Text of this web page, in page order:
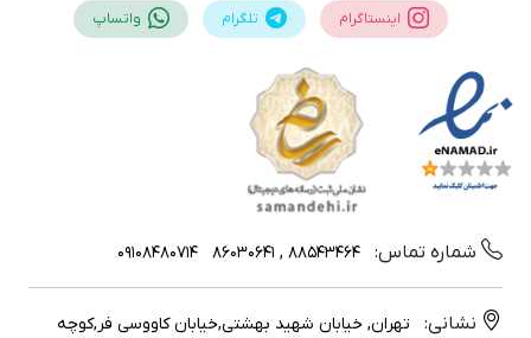
اینستاگرام تلگرام واتساپ
شماره تماس: 88543464 , 86030641
09108480714
نشانی: تهران, خیابان شهید بهشتی,خیابان کاووسی فر,کوچه